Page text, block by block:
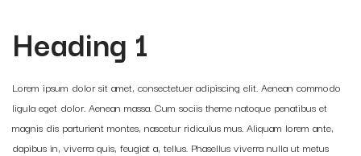
Heading 1
Lorem ipsum dolor sit amet, consectetuer adipiscing elit. Aenean commodo
ligula eget dolor. Aenean massa. Cum sociis theme natoque penatibus et
magnis dis parturient montes, nascetur ridiculus mus. Aliquam lorem ante,
dapibus in, viverra quis, feugiat a, tellus. Phasellus viverra nulla ut metus